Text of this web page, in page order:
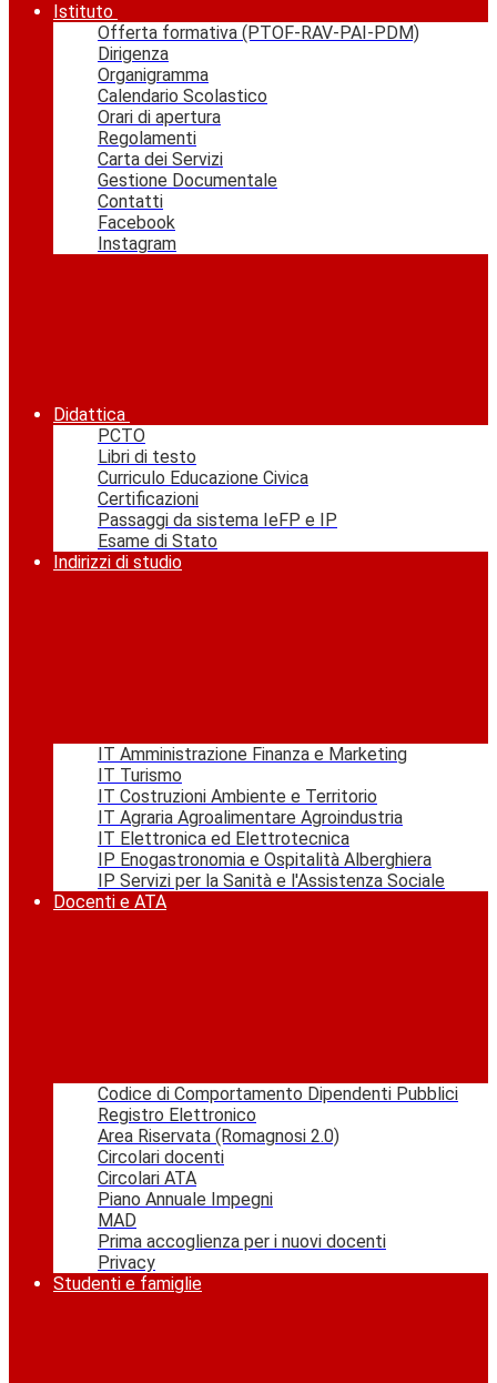
Istituto
Offerta formativa (PTOF-RAV-PAI-PDM)
Dirigenza
Organigramma
Calendario Scolastico
Orari di apertura
Regolamenti
Carta dei Servizi
Gestione Documentale
Contatti
Facebook
Instagram
Didattica
PCTO
Libri di testo
Curriculo Educazione Civica
Certificazioni
Passaggi da sistema IeFP e IP
Esame di Stato
Indirizzi di studio
IT Amministrazione Finanza e Marketing
IT Turismo
IT Costruzioni Ambiente e Territorio
IT Agraria Agroalimentare Agroindustria
IT Elettronica ed Elettrotecnica
IP Enogastronomia e Ospitalità Alberghiera
IP Servizi per la Sanità e l'Assistenza Sociale
Docenti e ATA
Codice di Comportamento Dipendenti Pubblici
Registro Elettronico
Area Riservata (Romagnosi 2.0)
Circolari docenti
Circolari ATA
Piano Annuale Impegni
MAD
Prima accoglienza per i nuovi docenti
Privacy
Studenti e famiglie